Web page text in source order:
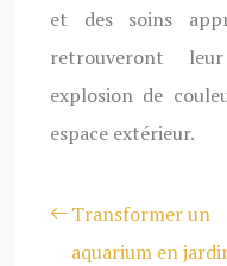
et des soins
retrouveront
explosion de
espace extérieur.
Transformer un
aquarium en